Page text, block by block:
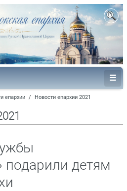
епархии / Новости епархии 2021
подарили детям